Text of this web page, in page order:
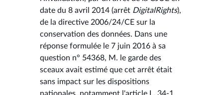
date du 8 avril 2014 (arrêt DigitalRights),
de la directive 2006/24/CE sur la
conservation des données. Dans une
réponse formulée le 7 juin 2016 à sa
question n° 54368, M. le garde des
sceaux avait estimé que cet arrêt était
sans impact sur les dispositions
nationales, notamment l'article L. 34-1